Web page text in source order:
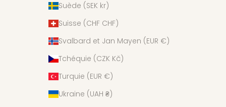
Suède (SEK kr)
Suisse (CHF CHF)
Svalbard et Jan Mayen (EUR €)
Tchéquie (CZK Kč)
Turquie (EUR €)
Ukraine (UAH ₴)